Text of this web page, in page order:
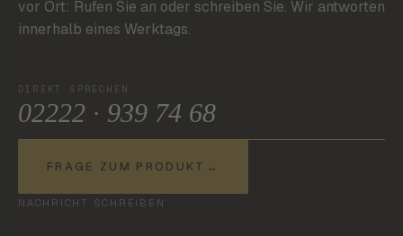
vor Ort: Rufen Sie an oder schreiben Sie. Wir antworten
innerhalb eines Werktags.
DIREKT SPRECHEN
02222 · 939 74 68
FRAGE ZUM PRODUKT →
NACHRICHT SCHREIBEN